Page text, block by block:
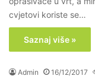
cvjetovi koriste se…
Saznaj više »
Admin 16/12/2017